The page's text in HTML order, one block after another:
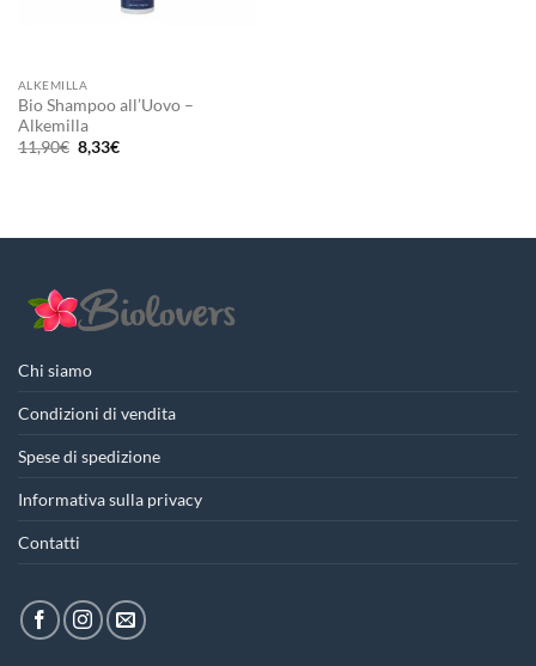
ALKEMILLA
Bio Shampoo all’Uovo –
Alkemilla
11,90€ Il
prezzo
8,33€Il
Chi siamo
Condizioni di vendita
Spese di spedizione
Informativa sulla privacy
Contatti